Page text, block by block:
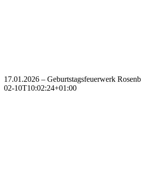
17.01.2026 – Geburtstagsfeuerwerk
02-10T10:02:24+01:00